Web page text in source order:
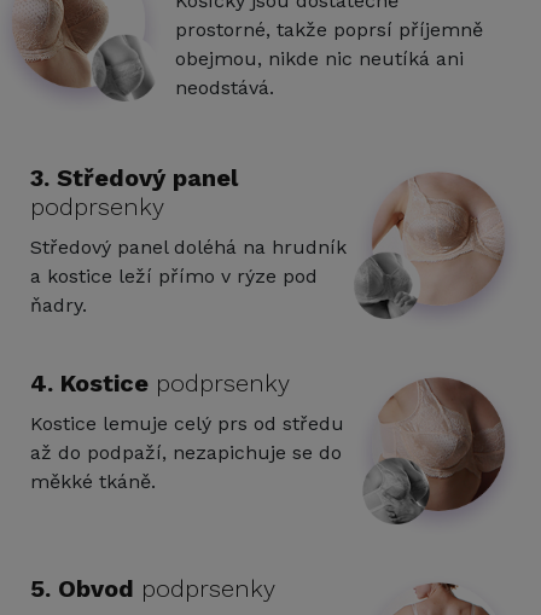
prostorné, takže poprsí příjemně
obejmou, nikde nic neutíká ani
neodstává.
3. Středový panel
podprsenky
Středový panel doléhá na hrudník
a kostice leží přímo v rýze pod
ňadry.
4. Kostice podprsenky
Kostice lemuje celý prs od středu
až do podpaží, nezapichuje se do
měkké tkáně.
5. Obvod podprsenky